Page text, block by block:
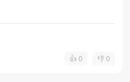
👍 0 👎 0